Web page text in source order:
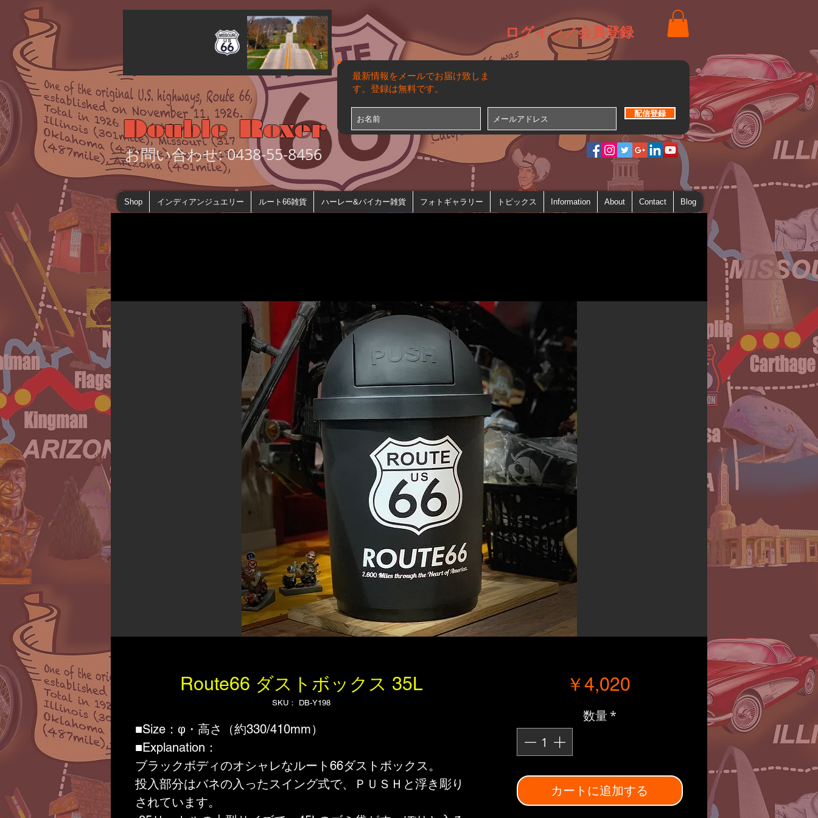
お問い合わせ: 0438-55-8456
Double Roxer
ログイン／会員登録
最新情報をメールでお届け致しま
す。登録は無料です。
配信登録
Shop インディアンジュエリー ルート66雑貨 ハーレー&バイカー雑貨 フォトギャラリー トピックス Information About Contact Blog
Route66 ダストボックス 35L
SKU： DB-Y198
■Size：φ・高さ（約330/410mm）
■Explanation：
ブラックボディのオシャレなルート66ダストボックス。
投入部分はバネの入ったスイング式で、ＰＵＳＨと浮き彫り
されています。
￥4,020価格
数量*
カートに追加する